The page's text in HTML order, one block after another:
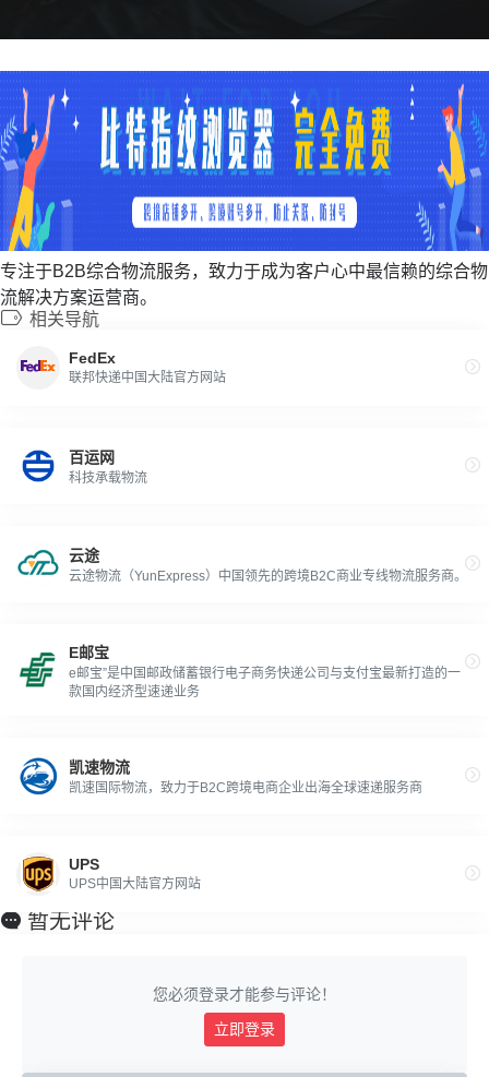
专注于B2B综合物流服务，致力于成为客户心中最信赖的综合物
流解决方案运营商。
相关导航
FedEx
联邦快递中国大陆官方网站
百运网
科技承载物流
云途
云途物流（YunExpress）中国领先的跨境B2C商业专线物流服务商。
E邮宝
e邮宝”是中国邮政储蓄银行电子商务快递公司与支付宝最新打造的一
款国内经济型速递业务
凯速物流
凯速国际物流，致力于B2C跨境电商企业出海全球速递服务商
UPS
UPS中国大陆官方网站
暂无评论
您必须登录才能参与评论！
立即登录